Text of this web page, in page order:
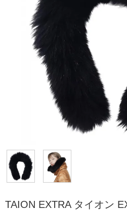
TAION EXTRA タイオン